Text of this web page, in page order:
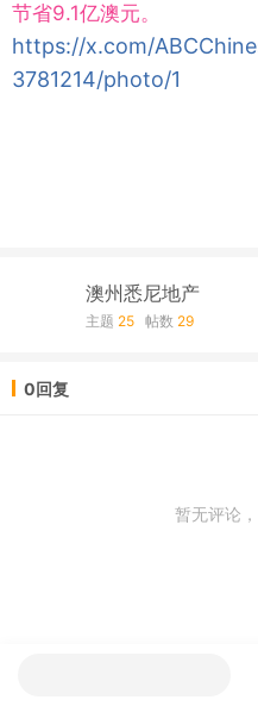
节省9.1亿澳元。
https://x.com/
3781214/photo/1
澳州悉尼地产
主题 25 帖数 29
0回复
暂无评论